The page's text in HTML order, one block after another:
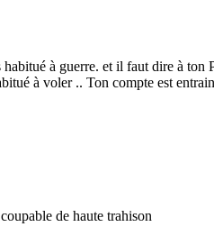
habitué à guerre. et il faut dire à
à voler .. Ton compte est
de haute trahison